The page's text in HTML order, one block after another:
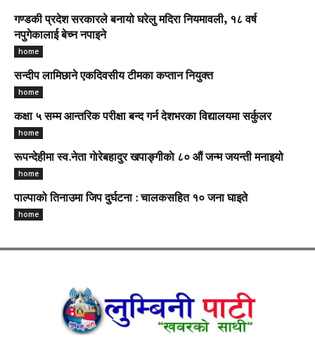
गण्डकी प्रदेश सरकारले बनायो घरेलु मदिरा नियमावली, १८ वर्ष
नपुगेकालाई बेच्न नपाइने
home
सन्दीप लामिछाने एकदिवसीय टीमका कप्तान नियुक्त
home
कक्षा ५ सम्म आन्तरिक परीक्षा बन्द गर्न देशभरका विद्यालयमा सर्कुलर
home
रूपन्देहीमा स्व.नेता गाेरेबहादुर खपाङ्गीकाे ८० औं जन्म जयन्ती मनाइयो
home
पाल्पाको तिनाउमा जिप दुर्घटना : चालकसहित १० जना घाइते
home